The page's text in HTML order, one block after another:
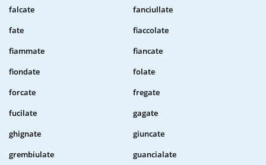
falcate
fanciullate
fate
fiaccolate
fiammate
fiancate
fiondate
folate
forcate
fregate
fucilate
gagate
ghignate
giuncate
grembiulate
guancialate